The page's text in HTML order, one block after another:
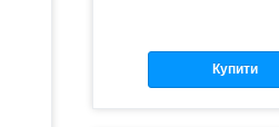
Купити